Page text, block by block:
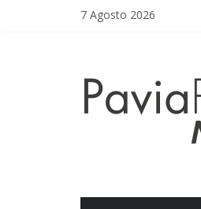
7 Agosto 2026
News